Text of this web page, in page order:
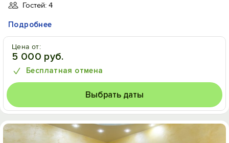
Гостей: 4
Подробнее
Цена от:
5 000 руб.
Бесплатная отмена
Выбрать даты